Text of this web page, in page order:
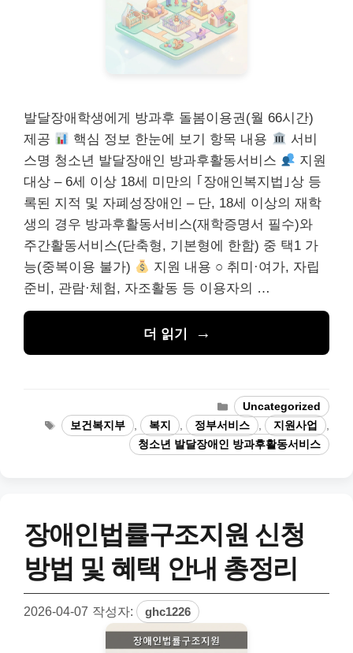
발달장애학생에게 방과후 돌봄이용권(월 66시간)
제공
핵심 정보 한눈에 보기 항목 내용
서비
스명 청소년 발달장애인 방과후활동서비스
지원
대상 – 6세 이상 18세 미만의 ｢장애인복지법｣상 등
록된 지적 및 자폐성장애인 – 단, 18세 이상의 재학
생의 경우 방과후활동서비스(재학증명서 필수)와
주간활동서비스(단축형, 기본형에 한함) 중 택1 가
능(중복이용 불가)
지원 내용 ○ 취미·여가, 자립
준비, 관람·체험, 자조활동 등 이용자의 …
더 읽기
카
테
고
리
Uncategorized
태
그
보건복지부 , 복지 , 정부서비스 , 지원사업
,
청소년 발달장애인 방과후활동서비스
장애인법률구조지원 신청
방법 및 혜택 안내 총정리
2026-04-07 작성자: ghc1226